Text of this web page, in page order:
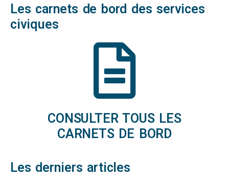
Les carnets de bord des services
civiques
CONSULTER TOUS LES
CARNETS DE BORD
Les derniers articles